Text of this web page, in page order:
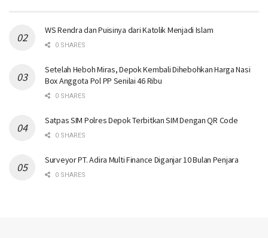
WS Rendra dan Puisinya dari Katolik Menjadi Islam
0 SHARES
Setelah Heboh Miras, Depok Kembali Dihebohkan Harga Nasi
Box Anggota Pol PP Senilai 46 Ribu
0 SHARES
Satpas SIM Polres Depok Terbitkan SIM Dengan QR Code
0 SHARES
Surveyor PT. Adira Multi Finance Diganjar 10 Bulan Penjara
0 SHARES